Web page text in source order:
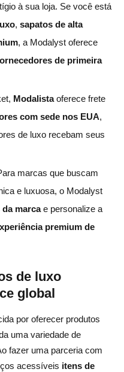
à sua loja. Se você está
, sapatos de alta
, a Modalyst oferece
de primeira
Modalistaoferece frete
com sede nos EUA,
de luxo recebam seus
marcas que buscam
e luxuosa, o Modalyst
marcae personalize a
premium de
de luxo
global
por oferecer produtos
uma variedade de
fazer uma parceria com
acessíveis itens de